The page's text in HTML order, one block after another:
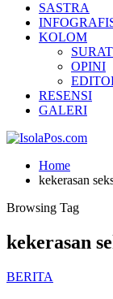
SASTRA
KOLOM
OPINI
RESENSI
GALERI
Home
kekerasan
Browsing Tag
kekerasan
BERITA